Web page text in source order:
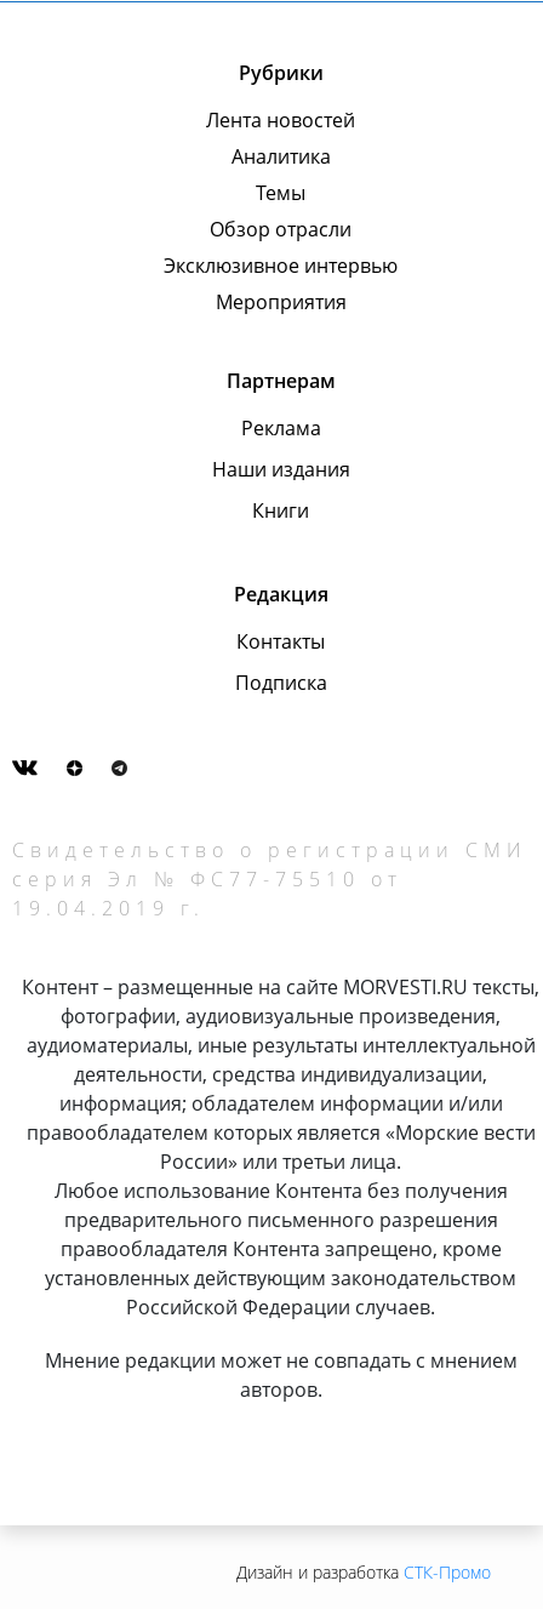
Рубрики
Лента новостей
Аналитика
Темы
Обзор отрасли
Эксклюзивное интервью
Мероприятия
Партнерам
Реклама
Наши издания
Книги
Редакция
Контакты
Подписка
Свидетельство о регистрации СМИ
серия Эл № ФС77-75510 от
19.04.2019 г.
Контент – размещенные на сайте MORVESTI.RU тексты,
фотографии, аудиовизуальные произведения,
аудиоматериалы, иные результаты интеллектуальной
деятельности, средства индивидуализации,
информация; обладателем информации и/или
правообладателем которых является «Морские вести
России» или третьи лица.
Любое использование Контента без получения
предварительного письменного разрешения
правообладателя Контента запрещено, кроме
установленных действующим законодательством
Российской Федерации случаев.
Мнение редакции может не совпадать с мнением
авторов.
Дизайн и разработка СТК-Промо